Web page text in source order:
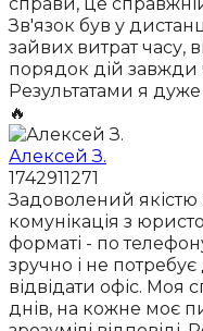
справи, це
Зв'язок був у
зайвих витрат часу,
порядок дій завжди
Результатами я
🔥
Алексей З.
1742911271
Задоволений якістю
комунікація з
форматі - по
зручно і не
відвідати офіс. Моя
днів, на кожне моє